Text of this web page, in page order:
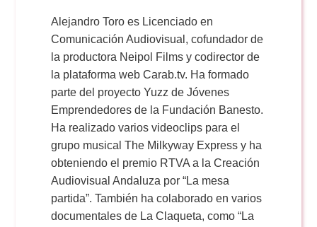
Alejandro Toro es Licenciado en
Comunicación Audiovisual, cofundador de
la productora Neipol Films y codirector de
la plataforma web Carab.tv. Ha formado
parte del proyecto Yuzz de Jóvenes
Emprendedores de la Fundación Banesto.
Ha realizado varios videoclips para el
grupo musical The Milkyway Express y ha
obteniendo el premio RTVA a la Creación
Audiovisual Andaluza por “La mesa
partida”. También ha colaborado en varios
documentales de La Claqueta, como “La